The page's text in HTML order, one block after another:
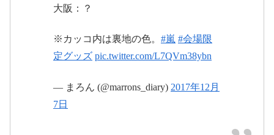
2017年12月8日
2017年12月8日
大阪：？
※カッコ内は裏地の色。 #嵐 #会場限
定グッズ pic.twitter.com/L7QVm38ybn
— まろん (@marrons_diary) 2017年12月
7日